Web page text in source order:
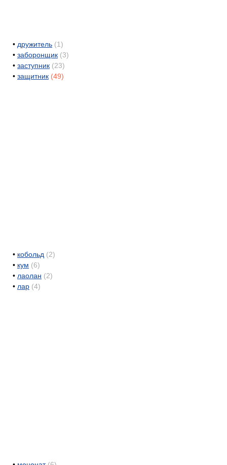
• дружитель (1)
• заборонщик (3)
• заступник (23)
• защитник (49)
• кобольд (2)
• кум (6)
• лаолан (2)
• лар (4)